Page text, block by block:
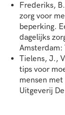
Frederiks,
zorg voor
beperking.
dagelijks
Amsterdam:
Tielens, J.,
tips voor
mensen
Uitgeverij